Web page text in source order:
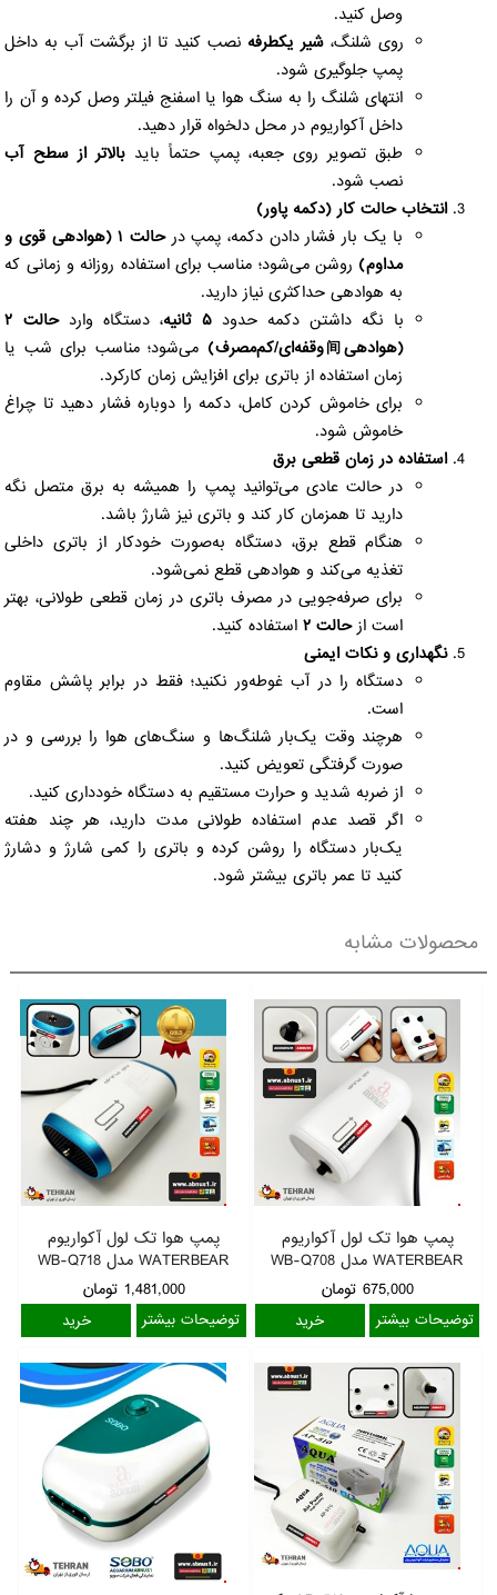
وصل کنید.
روی شلنگ،شیر یکطرفه نصب کنید تا از برگشت آب به داخل
پمپ جلوگیری شود.
انتهای شلنگ را به سنگ هوا یا اسفنج فیلتر وصل کرده و آن را
داخل آکواریوم در محل دلخواه قرار دهید.
طبق تصویر روی جعبه، پمپ حتماً باید بالاتر از سطح آب
نصب شود.
انتخاب حالت کار (دکمه پاور)
با یک بار فشار دادن دکمه، پمپ در
حالت ۱ (هوادهی قوی و
مداوم) روشن می‌شود؛ مناسب برای استفاده روزانه و زمانی که
به هوادهی حداکثری نیاز دارید.
با نگه داشتن دکمه حدود۵ ثانیه ، دستگاه وارد
حالت ۲
(هوادهی间‌وقفه‌ای/کم‌مصرف)
می‌شود؛ مناسب برای شب یا
زمان استفاده از باتری برای افزایش زمان کارکرد.
برای خاموش کردن کامل، دکمه را دوباره فشار دهید تا چراغ
خاموش شود.
استفاده در زمان قطعی برق
در حالت عادی می‌توانید پمپ را همیشه به برق متصل نگه
دارید تا همزمان کار کند و باتری نیز شارژ باشد.
هنگام قطع برق، دستگاه به‌صورت خودکار از باتری داخلی
تغذیه می‌کند و هوادهی قطع نمی‌شود.
برای صرفه‌جویی در مصرف باتری در زمان قطعی طولانی، بهتر
است ازحالت ۲ استفاده کنید.
نگهداری و نکات ایمنی
دستگاه را در آب غوطه‌ور نکنید؛ فقط در برابر پاشش مقاوم
است.
هرچند وقت یک‌بار شلنگ‌ها و سنگ‌های هوا را بررسی و در
صورت گرفتگی تعویض کنید.
از ضربه شدید و حرارت مستقیم به دستگاه خودداری کنید.
اگر قصد عدم استفاده طولانی مدت دارید، هر چند هفته
یک‌بار دستگاه را روشن کرده و باتری را کمی شارژ و دشارژ
کنید تا عمر باتری بیشتر شود.
محصولات مشابه
پمپ هوا تک لول آکواریوم
WATERBEAR مدل WB-Q708
675,000تومان
توضیحات بیشتر
پمپ هوا تک لول آکواریوم
WATERBEAR مدل WB-Q718
1,481,000 تومان
توضیحات بیشتر